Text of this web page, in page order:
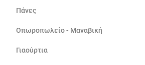
Πάνες
Οπωροπωλείο - Μαναβική
Γιαούρτια